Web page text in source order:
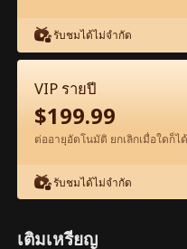
ตอน34-ภาพยนตร์
ภาพยนตร์เต็มเรื่อง
1-50 51-77
34 35
รับชมได้ไม่จำกัด
VIP รายปี
$199.99
ต่ออายุอัตโนมัติ ยกเลิกเมื่อใดก็ได้
รับชมได้ไม่จำกัด
เติมเหรียญ